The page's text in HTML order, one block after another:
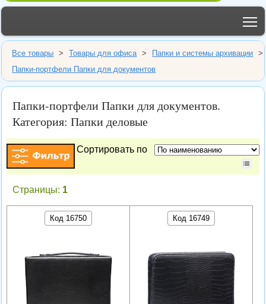
Все товары > Товары для офиса > Папки и системы архивации
>
Папки-портфели Папки для документов
Папки-портфели Папки для документов.
Категория: Папки деловые
Сортировать по
Страницы: 1
Код 16750 Код 16749